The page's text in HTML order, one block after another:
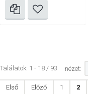
Találatok: 1 - 18 / 93 nézet:
Első Előző 1 2